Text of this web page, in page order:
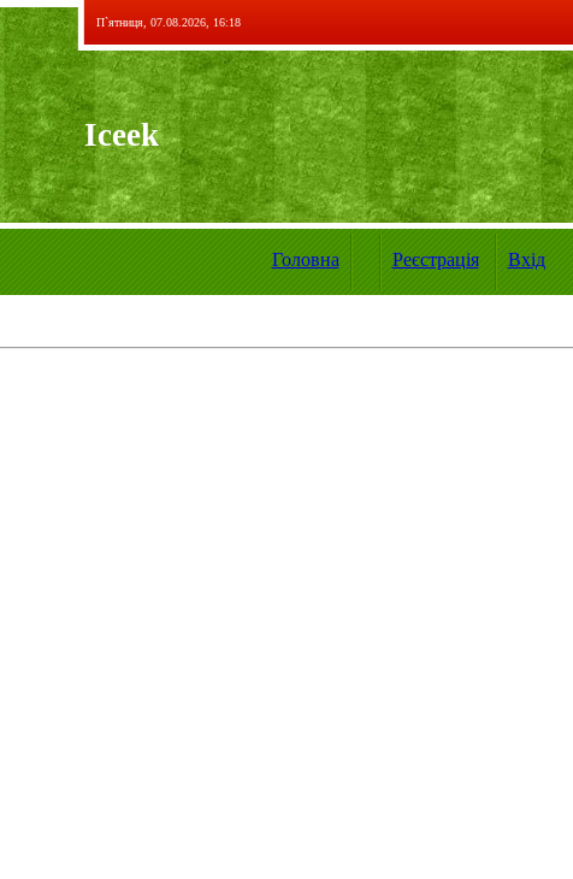
П`ятниця, 07.08.2026, 16:18
Iceek
Головна Реєстрація Вхід